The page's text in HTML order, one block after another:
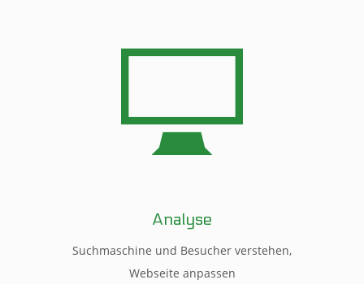
Analyse
Suchmaschine und Besucher verstehen,
Webseite anpassen